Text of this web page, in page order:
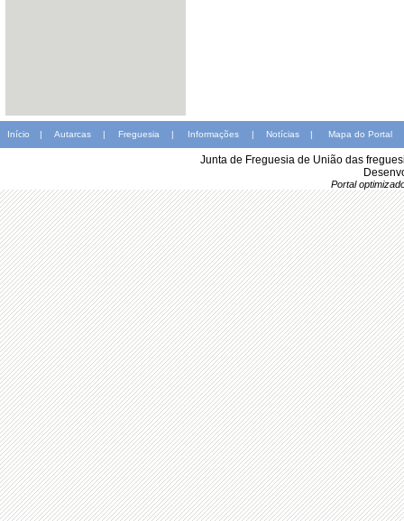
Início | Autarcas | Freguesia | Informações | Notícias | Mapa do Portal
Junta de Freguesia de União das
Portal